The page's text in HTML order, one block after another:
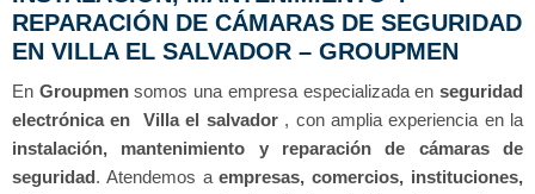
REPARACIÓN DE CÁMARAS DE SEGURIDAD
EN VILLA EL SALVADOR – GROUPMEN
En Groupmensomos una empresa especializada enseguridad
electrónica en Villa el salvador , con amplia experiencia en la
instalación, mantenimiento y reparación de cámaras de
seguridad. Atendemos aempresas, comercios, instituciones,